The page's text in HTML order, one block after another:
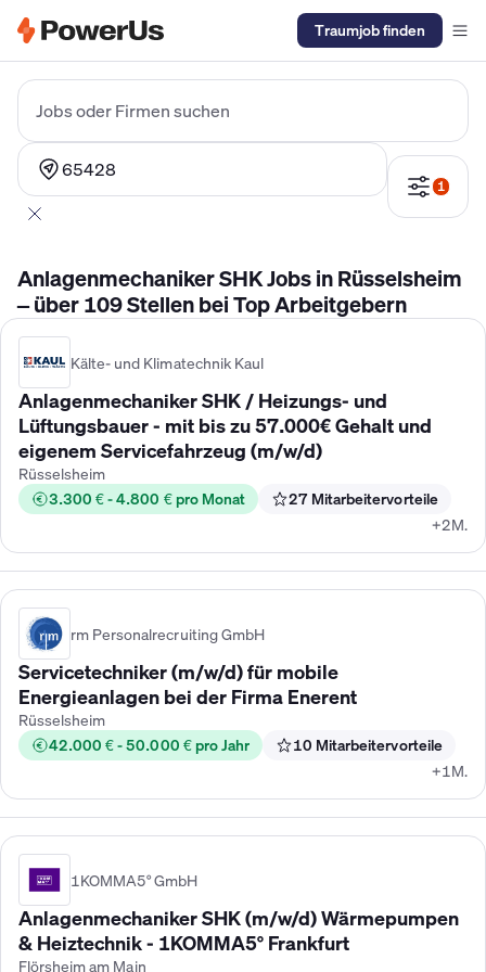
Traumjob finden
Jobs oder Firmen suchen
65428
1
Anlagenmechaniker SHK Jobs in Rüsselsheim
– über 109 Stellen bei Top Arbeitgebern
Kälte- und Klimatechnik Kaul
Anlagenmechaniker SHK / Heizungs- und
Lüftungsbauer - mit bis zu 57.000€ Gehalt und
eigenem Servicefahrzeug (m/w/d)
Rüsselsheim
3.300 € - 4.800 € pro Monat
27 Mitarbeitervorteile
+2M.
rm Personalrecruiting GmbH
Servicetechniker (m/w/d) für mobile
Energieanlagen bei der Firma Enerent
Rüsselsheim
42.000 € - 50.000 € pro Jahr
10 Mitarbeitervorteile
+1M.
1KOMMA5° GmbH
Anlagenmechaniker SHK (m/w/d) Wärmepumpen
& Heiztechnik - 1KOMMA5° Frankfurt
Flörsheim am Main